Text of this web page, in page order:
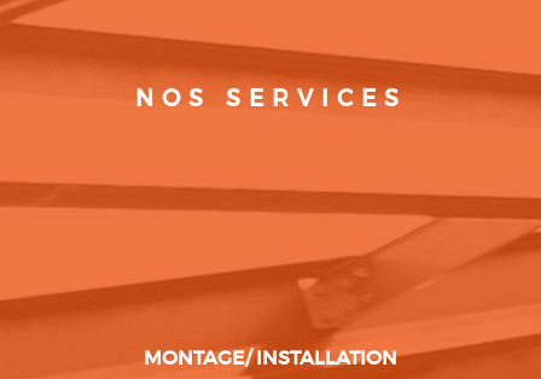
NOS SERVICES
MONTAGE/ INSTALLATION